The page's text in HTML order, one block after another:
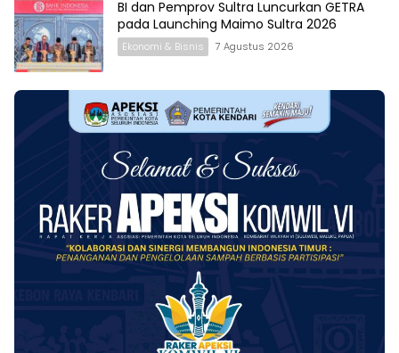
BI dan Pemprov Sultra Luncurkan GETRA
pada Launching Maimo Sultra 2026
Ekonomi & Bisnis 7 Agustus 2026